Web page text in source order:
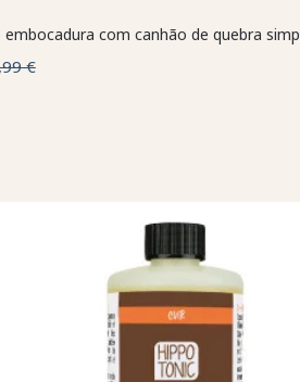
com canhão de quebra
€